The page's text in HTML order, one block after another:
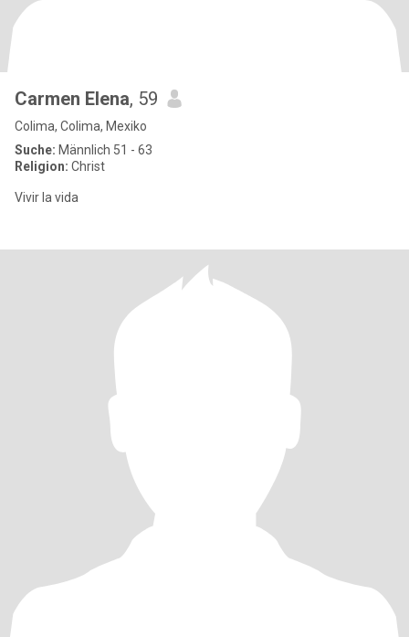
Carmen Elena, 59
Colima, Colima, Mexiko
Suche: Männlich 51 - 63
Religion: Christ
Vivir la vida